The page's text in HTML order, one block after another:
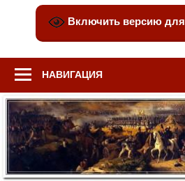
Включить версию
НАВИГАЦИЯ